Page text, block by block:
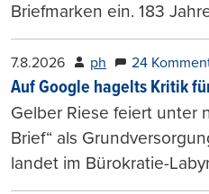
Briefmarken ein. 183
7.8.2026 ph 24
Auf Google hagelts Kritik
Gelber Riese feiert unter
Brief“ als
landet im Bürokratie-